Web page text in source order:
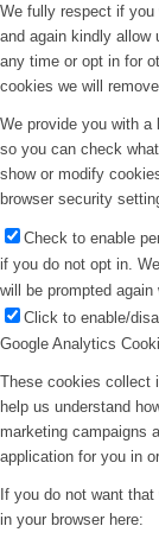
We fully respect if
and again kindly allow
any time or opt in for
cookies we will
We provide you with
so you can check
show or modify
browser security
Check to enable
if you do not opt in.
will be prompted again
Click to enable/
Google Analytics
These cookies collect
help us understand
marketing campaigns
application for you in
If you do not want
in your browser here: